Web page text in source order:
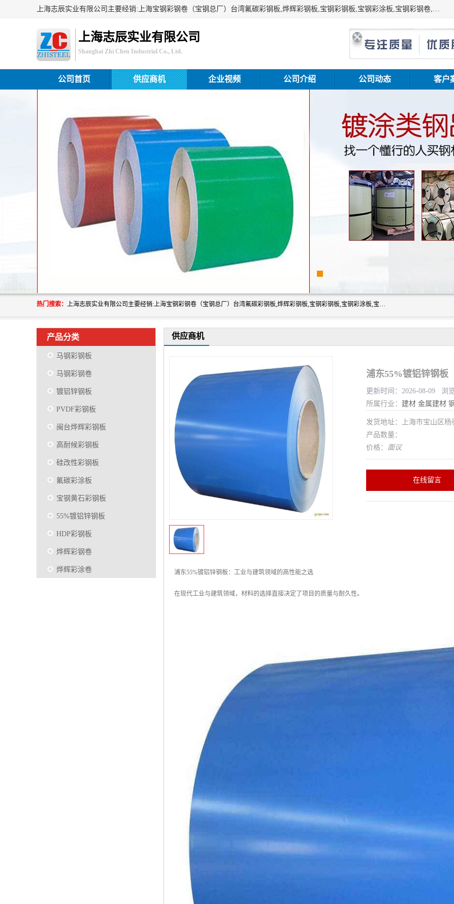
上海志辰实业有限公司主要经销:上海宝钢彩钢卷（宝钢总厂）台湾氟碳彩钢板,烨辉彩钢板,宝钢彩钢板,宝钢彩涂板,宝钢彩钢卷,马钢彩钢板,马钢彩钢卷,镀铝锌钢板,PVDF彩钢板,台湾烨辉彩钢板,高耐候彩钢板,硅改性彩钢板,规格齐全。
上海志辰实业有限公司
Shanghai Zhi Chen Industrial Co., Ltd.
公司首页 供应商机 企业视频 公司介绍 公司动态 客户
热门搜索： 上海志辰实业有限公司主要经销:上海宝钢彩钢卷（宝钢总厂）台湾氟碳彩钢板,烨辉彩钢板,宝钢彩钢板,宝钢彩涂板,宝钢彩钢卷,马钢彩钢板,马钢彩钢卷,镀铝锌钢板,PVDF彩钢板,台湾烨辉彩钢板,高耐候彩钢板,硅改性彩钢板,规格齐全。
产品分类
马钢彩钢板
马钢彩钢卷
镀铝锌钢板
PVDF彩钢板
闽台烨辉彩钢板
高耐候彩钢板
硅改性彩钢板
氟碳彩涂板
宝钢黄石彩钢板
55%镀铝锌钢板
HDP彩钢板
烨辉彩钢卷
烨辉彩涂卷
供应商机
浦东55%镀铝锌钢板
更新时间：2026-08-09 浏
所属行业： 建材 金属建材
发货地址：上海市宝山区杨
产品数量：
价格： 面议
在线留言
浦东55%镀铝锌钢板：工业与建筑领域的高性能之选
在现代工业与建筑领域，材料的选择直接决定了项目的质量与耐久性。